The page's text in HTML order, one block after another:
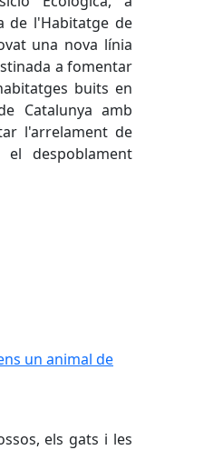
de l'Habitatge de
una nova línia
a fomentar
buits en
Catalunya amb
l'arrelament de
despoblament
un animal de companyia?
un animal de
els gats i les